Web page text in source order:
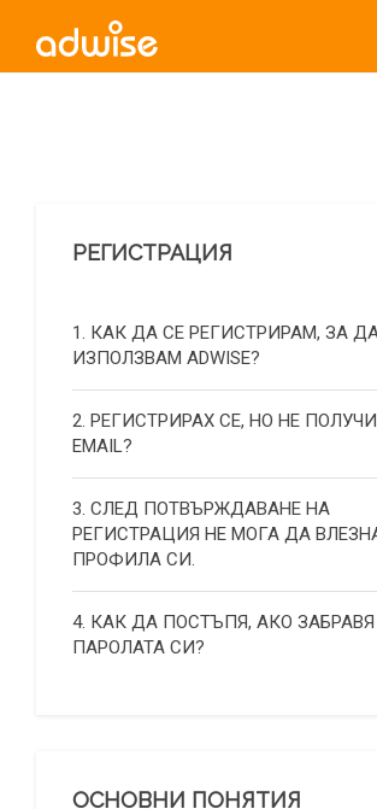
РЕГИСТРАЦИЯ
1. КАК ДА СЕ РЕГИСТРИРАМ, ЗА
ИЗПОЛЗВАМ ADWISE?
2. РЕГИСТРИРАХ СЕ, НО НЕ
EMAIL?
3. СЛЕД ПОТВЪРЖДАВАНЕ НА
РЕГИСТРАЦИЯ НЕ МОГА ДА
ПРОФИЛА СИ.
4. КАК ДА ПОСТЪПЯ, АКО ЗАБРАВЯ
ПАРОЛАТА СИ?
ОСНОВНИ ПОНЯТИЯ